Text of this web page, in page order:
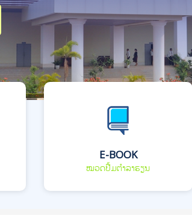
E-BOOK
ໝວດປື້ມຕຳລາຮຽນ